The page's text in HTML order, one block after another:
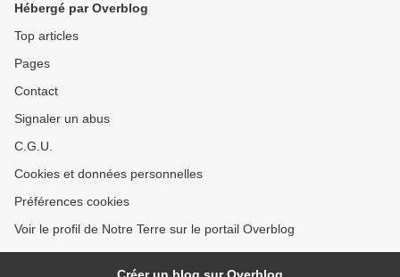
Hébergé par Overblog
Top articles
Pages
Contact
Signaler un abus
C.G.U.
Cookies et données personnelles
Préférences cookies
Voir le profil de Notre Terre sur le portail Overblog